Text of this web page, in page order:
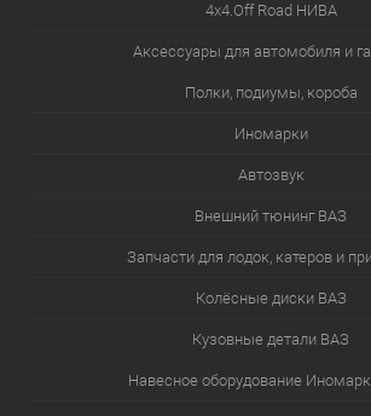
4х4.Off Road НИВА
Аксессуары для автомобиля и
Полки, подиумы, короба
Иномарки
Автозвук
Внешний тюнинг ВАЗ
Запчасти для лодок, катеров и
Колёсные диски ВАЗ
Кузовные детали ВАЗ
Навесное оборудование